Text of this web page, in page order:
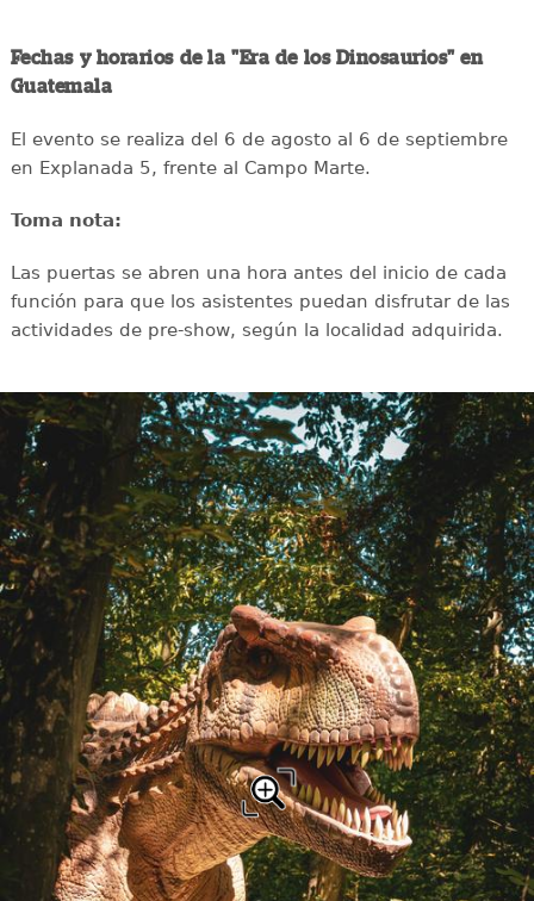
Fechas y horarios de la "Era de los Dinosaurios" en
Guatemala
El evento se realiza del 6 de agosto al 6 de septiembre
en Explanada 5, frente al Campo Marte.
Toma nota:
Las puertas se abren una hora antes del inicio de cada
función para que los asistentes puedan disfrutar de las
actividades de pre-show, según la localidad adquirida.